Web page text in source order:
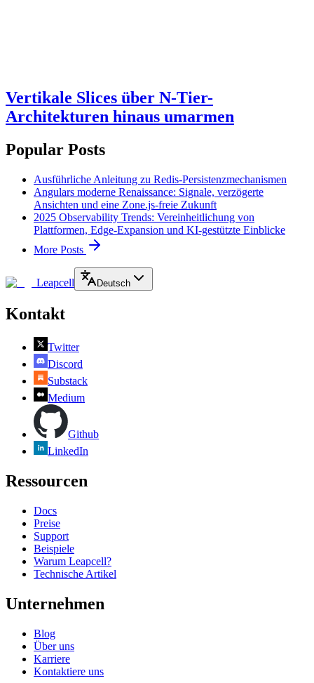
Vertikale Slices über N-Tier-
Architekturen hinaus umarmen
Popular Posts
Ausführliche Anleitung zu Redis-Persistenzmechanismen
Angulars moderne Renaissance: Signale, verzögerte
Ansichten und eine Zone.js-freie Zukunft
2025 Observability Trends: Vereinheitlichung von
Plattformen, Edge-Expansion und KI-gestützte Einblicke
More Posts
Leapcell Deutsch
Kontakt
Twitter
Discord
Substack
Medium
Github
LinkedIn
Ressourcen
Docs
Preise
Support
Beispiele
Warum Leapcell?
Technische Artikel
Unternehmen
Blog
Über uns
Karriere
Kontaktiere uns